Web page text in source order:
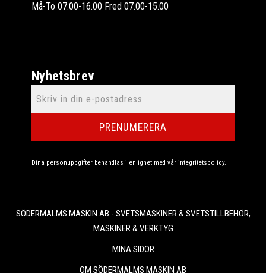
Må-To 07.00-16.00 Fred 07.00-15.00
Nyhetsbrev
PRENUMERERA
Dina personuppgifter behandlas i enlighet med vår integritetspolicy.
SÖDERMALMS MASKIN AB - SVETSMASKINER & SVETSTILLBEHÖR,
MASKINER & VERKTYG
MINA SIDOR
OM SÖDERMALMS MASKIN AB